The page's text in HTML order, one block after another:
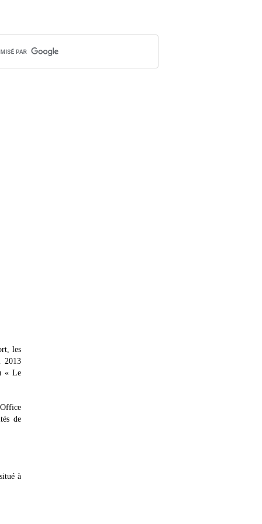
les
2013
« Le
de
à